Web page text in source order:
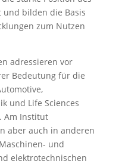
und bilden die Basis
zum Nutzen
adressieren vor
Bedeutung für die
und Life Sciences
Am Institut
aber auch in anderen
und
elektrotechnischen